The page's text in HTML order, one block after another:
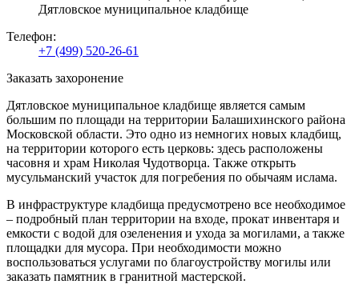
Дятловское муниципальное кладбище
Телефон:
+7 (499) 520-26-61
Заказать захоронение
Дятловское муниципальное кладбище является самым
большим по площади на территории Балашихинского района
Московской области. Это одно из немногих новых кладбищ,
на территории которого есть церковь: здесь расположены
часовня и храм Николая Чудотворца. Также открыть
мусульманский участок для погребения по обычаям ислама.
В инфраструктуре кладбища предусмотрено все необходимое
– подробный план территории на входе, прокат инвентаря и
емкости с водой для озеленения и ухода за могилами, а также
площадки для мусора. При необходимости можно
воспользоваться услугами по благоустройству могилы или
заказать памятник в гранитной мастерской.